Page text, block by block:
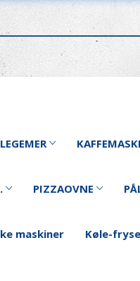
PIZZAOVNE
maskiner Køle-